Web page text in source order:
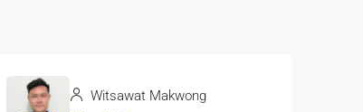
Witsawat Makwong